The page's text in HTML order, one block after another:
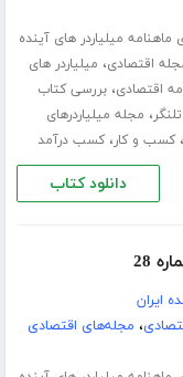
ماهنامه میلیاردر های آینده
اقتصادی، میلیاردر های
اقتصادی،بررسی کتاب
تلنگر، مجله میلیاردرهای
،کسب و کار،کسب درآمد
دانلود کتاب
28
ایران
، مجله‌های اقتصادی